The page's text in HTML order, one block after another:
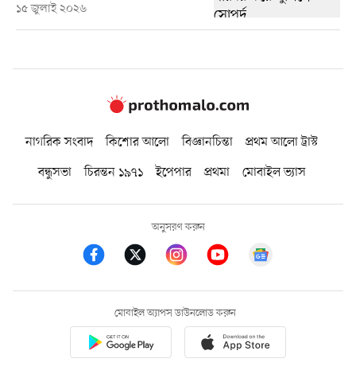
১৫ জুলাই ২০২৬
নাগরিক সংবাদ কিশোর আলো বিজ্ঞানচিন্তা
প্রথম আলো ট্রাস্ট
বন্ধুসভা
চিরন্তন ১৯৭১ ইপেপার প্রথমা মোবাইল ভ্যাস
অনুসরণ করুন
মোবাইল অ্যাপস ডাউনলোড করুন